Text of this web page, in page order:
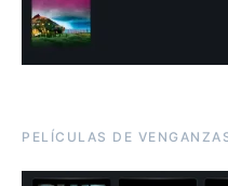
PELÍCULAS DE